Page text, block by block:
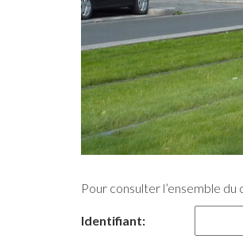
Pour consulter l’ensemble
Identifiant: